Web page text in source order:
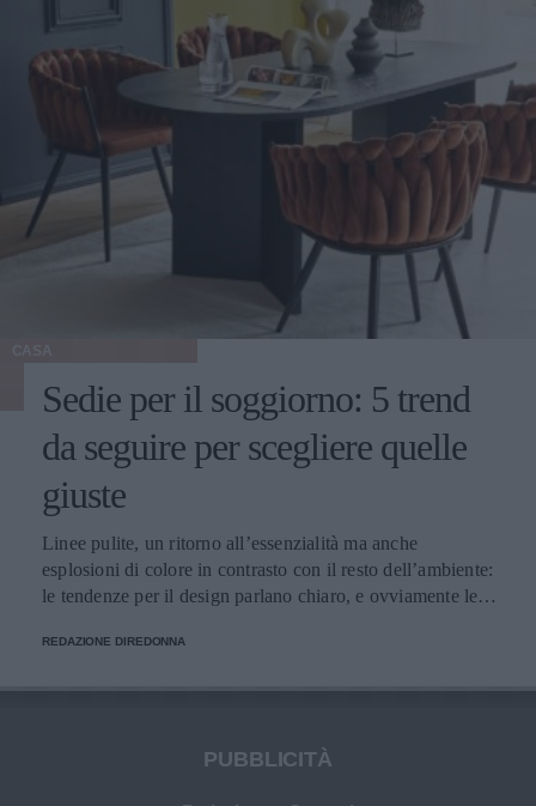
Sedie per il soggiorno: 5 trend
da seguire per scegliere quelle
giuste
Linee pulite, un ritorno all’essenzialità ma anche
esplosioni di colore in contrasto con il resto dell’ambiente:
le tendenze per il design parlano chiaro, e ovviamente le
adatte allo spazio e allo stile del soggiorno?
REDAZIONE DIREDONNA
PUBBLICITÀ